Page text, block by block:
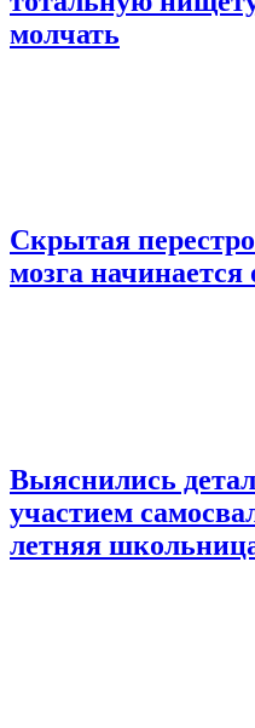
молчать
Скрытая
мозга начинается
Выяснились
участием
летняя